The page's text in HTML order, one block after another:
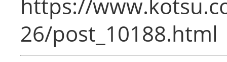
https://
26/post_10188.html